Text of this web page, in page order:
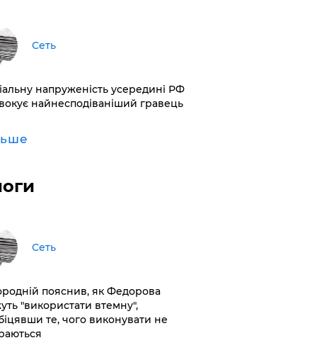
Сеть
напруженість усередині РФ
найнесподіваніший гравець
Сеть
пояснив, як Федорова
"використати втемну",
те, чого виконувати не